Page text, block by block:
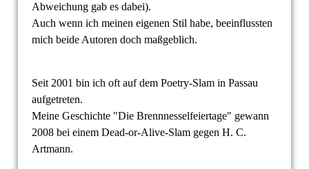
Abweichung gab es dabei).
Auch wenn ich meinen eigenen Stil habe, beeinflussten
mich beide Autoren doch maßgeblich.
Seit 2001 bin ich oft auf dem Poetry-Slam in Passau
aufgetreten.
Meine Geschichte "Die Brennnesselfeiertage" gewann
2008 bei einem Dead-or-Alive-Slam gegen H. C.
Artmann.